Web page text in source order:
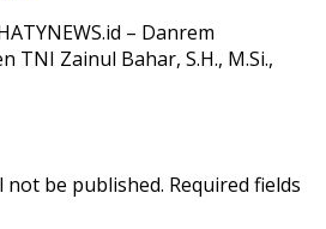
– Danrem
TNI Zainul Bahar, S.H., M.Si.,
not be published. Required fields